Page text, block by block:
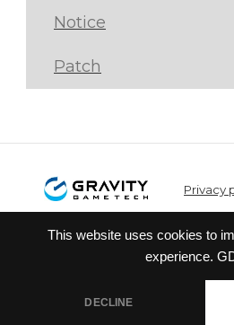
This website uses cookies to
experience.
DECLINE
Notice
Patch
Privacy
service
© Gravity